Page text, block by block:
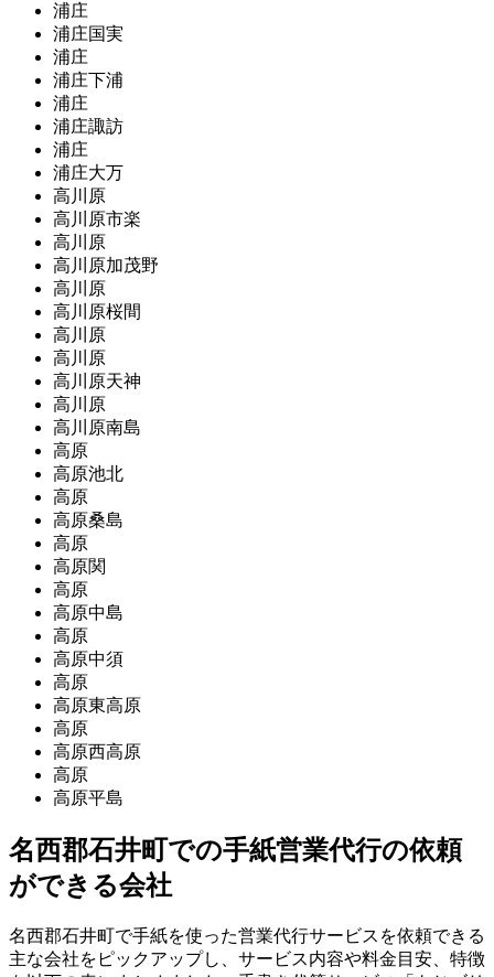
浦庄
浦庄国実
浦庄
浦庄下浦
浦庄
浦庄諏訪
浦庄
浦庄大万
高川原
高川原市楽
高川原
高川原加茂野
高川原
高川原桜間
高川原
高川原
高川原天神
高川原
高川原南島
高原
高原池北
高原
高原桑島
高原
高原関
高原
高原中島
高原
高原中須
高原
高原東高原
高原
高原西高原
高原
高原平島
名西郡石井町での手紙営業代行の依頼
ができる会社
名西郡石井町で手紙を使った営業代行サービスを依頼できる
主な会社をピックアップし、サービス内容や料金目安、特徴